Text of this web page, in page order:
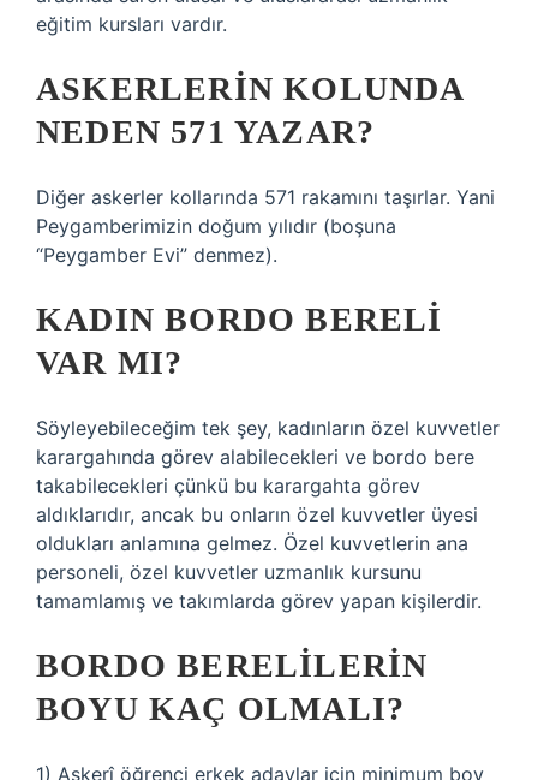
eğitim kursları vardır.
ASKERLERIN KOLUNDA
NEDEN 571 YAZAR?
Diğer askerler kollarında 571 rakamını taşırlar. Yani
Peygamberimizin doğum yılıdır (boşuna
“Peygamber Evi” denmez).
KADIN BORDO BERELI
VAR MI?
Söyleyebileceğim tek şey, kadınların özel kuvvetler
karargahında görev alabilecekleri ve bordo bere
takabilecekleri çünkü bu karargahta görev
aldıklarıdır, ancak bu onların özel kuvvetler üyesi
oldukları anlamına gelmez. Özel kuvvetlerin ana
personeli, özel kuvvetler uzmanlık kursunu
tamamlamış ve takımlarda görev yapan kişilerdir.
BORDO BERELILERIN
BOYU KAÇ OLMALI?
1) Askerî öğrenci erkek adaylar için minimum boy